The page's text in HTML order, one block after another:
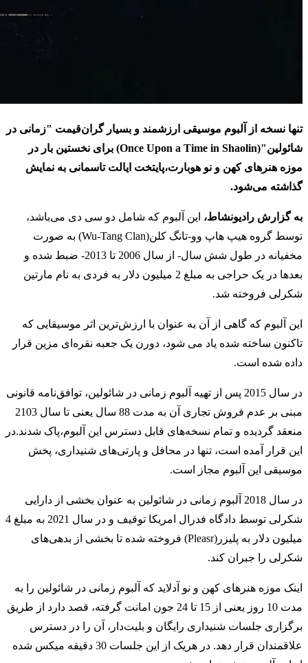
تنها نسخه از آلبوم موسیقی ارزشمند و بسیار گران‌قیمت "زمانی در
شائولین"(Once Upon a Time in Shaolin) برای نخستین بار در
موزه هنرهای کهن و نو هوبارت،پایتخت ایالت تاسمانی به نمایش
گذاشته می‌شود.
به گزارش رادیونشاط، این آلبوم که شامل دو سی دی می‌باشد،
توسط گروه هیپ هاپ وو-تانگ کلن(Wu-Tang Clan) به صورت
مخفیانه در طول شش سال- از سال 2006 تا 2013- ضبط شده و
بعدها در یک حراجی به مبلغ 2 میلیون دلار به فردی به نام مارتین
شکرلی فروخته شد.
این آلبوم که گاهی از آن به عنوان با ارزش‌ترین اثر موسیقایی که
تاکنون ساخته شده یاد می شود، دورن یک جعبه نقره‌ای مزین قرار
داده شده است.
در سال 2015 پس از تهیه آلبوم زمانی در شائولین، توافق‌نامه قانونی
مبنی بر عدم فروش تجاری آن به مدت 88 سال یعنی تا سال 2103
منعقد گردیده و تمام نسخه‌های قابل دسترس این آلبوم‌،پاک شدند.در
این قرار آمده است، تنها در محافل و پارتی‌های شنیداری، پخش
موسیقی این آلبوم مجاز است.
در سال 2018 آلبوم زمانی در شائولین به عنوان بخشی از دارایی
شکرلی توسط دادگاه فدرال امریکا توقیف و در سال 2021 به مبلغ 4
میلیون دلار به پلیزر(Pleasr) فروخته شده تا بخشی از بدهی‌های
شکرلی را جبران کند.
اینک موزه هنرهای کهن و نو آدلاید که آلبوم زمانی در شائولین را به
مدت 10 روز یعنی از 15 تا 24 جون امانت گرفته، قصد دارد از طریق
برگزاری جلسات شنیداری رایگان و بلیت‌دار، آن را در دسترس
علاقمندان قرار دهد. در هریک از این جلسات 30 دقیقه میکس شده